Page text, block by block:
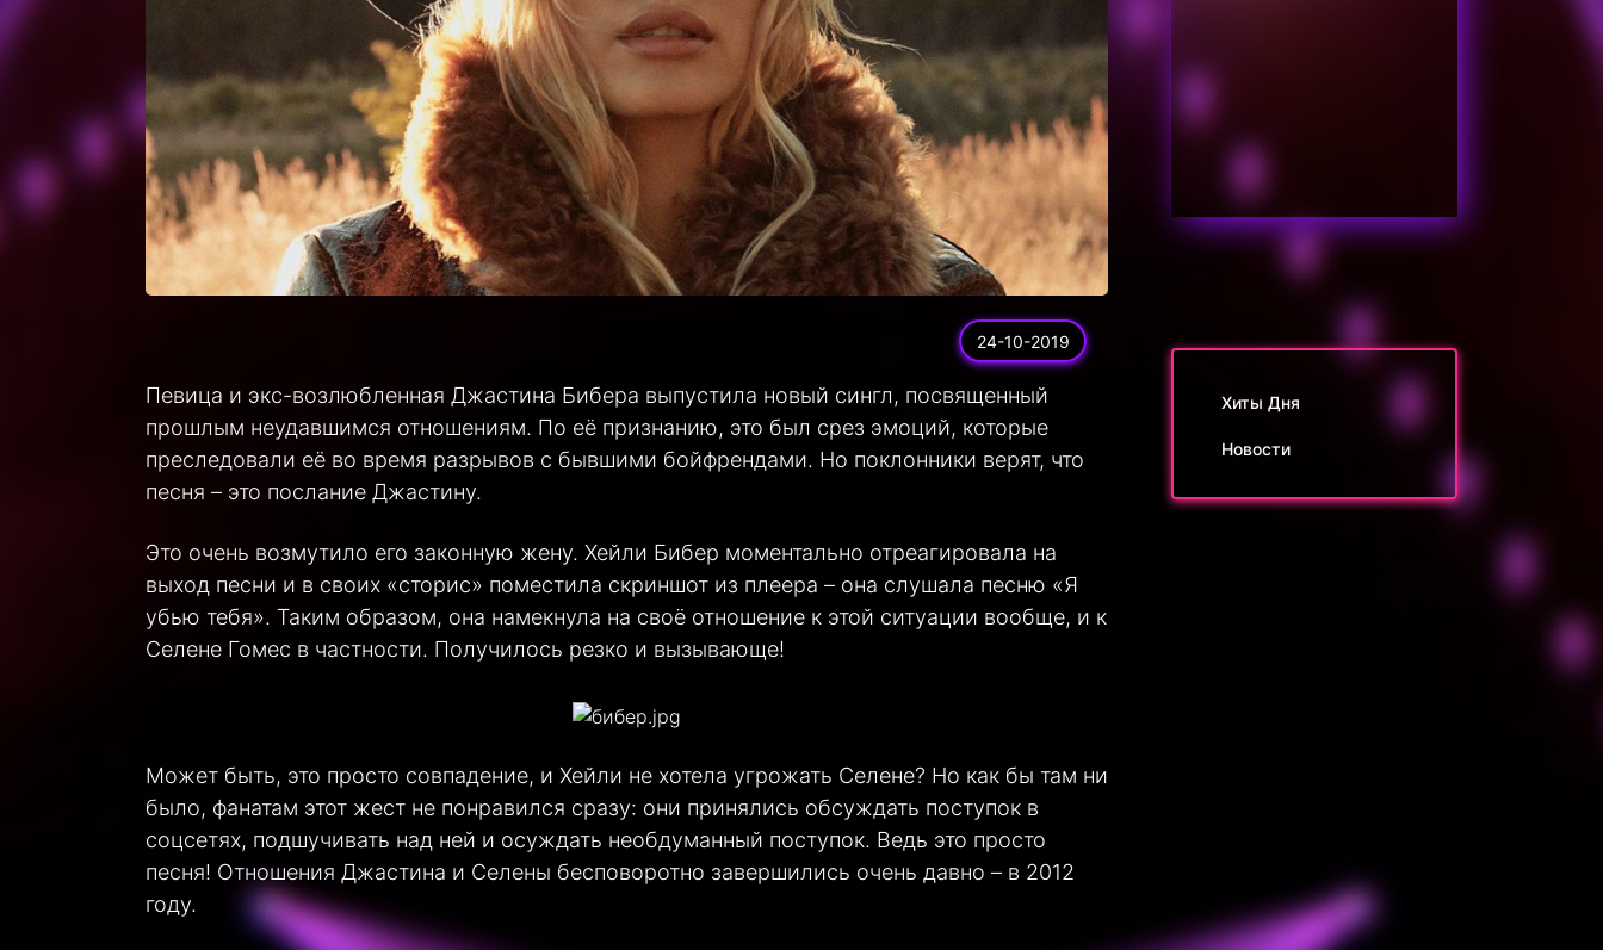
24-10-2019
Певица и экс-возлюбленная Джастина Бибера выпустила новый сингл, посвященный
прошлым неудавшимся отношениям. По её признанию, это был срез эмоций, которые
преследовали её во время разрывов с бывшими бойфрендами. Но поклонники верят, что
песня – это послание Джастину.
Это очень возмутило его законную жену. Хейли Бибер моментально отреагировала на
выход песни и в своих «сторис» поместила скриншот из плеера – она слушала песню «Я
убью тебя». Таким образом, она намекнула на своё отношение к этой ситуации вообще, и к
Селене Гомес в частности. Получилось резко и вызывающе!
Может быть, это просто совпадение, и Хейли не хотела угрожать Селене? Но как бы там ни
было, фанатам этот жест не понравился сразу: они принялись обсуждать поступок в
соцсетях, подшучивать над ней и осуждать необдуманный поступок. Ведь это просто
песня! Отношения Джастина и Селены бесповоротно завершились очень давно – в 2012
году.
Хиты Дня
Новости